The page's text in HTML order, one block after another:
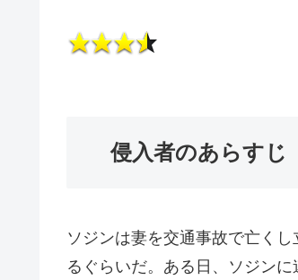
侵入者のあらすじ
ソジンは妻を交通事故で亡く
るぐらいだ。ある日、ソジン